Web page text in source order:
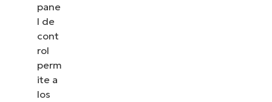
pane
l de
cont
rol
perm
ite a
los